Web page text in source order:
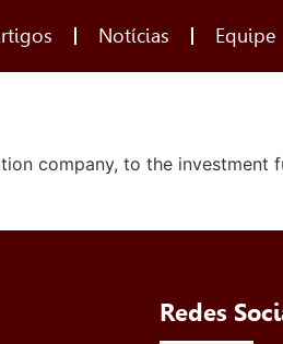
Notícias Equipe
company, to the investment
Redes